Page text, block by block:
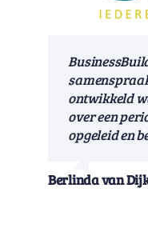
ontwikkeld
over een
opgeleid en
Berlinda van